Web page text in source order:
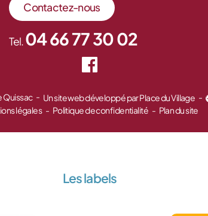
Contactez-nous
Tel.04 66 77 30 02
Quissac Un site web développé par Place du Village
légales
Politique de confidentialité Plan du site
Les labels